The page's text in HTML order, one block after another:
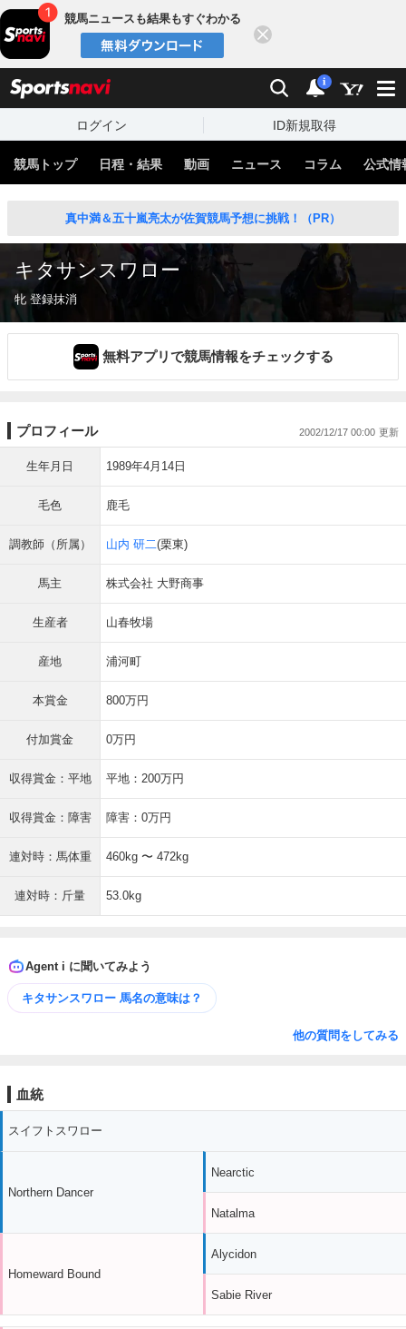
競馬ニュースも結果もすぐわかる
検索 通知
i
ログイン ID新規取得
競馬トップ 日程・結果 動画 ニュース コラム 公式情
真中満＆五十嵐亮太が佐賀競馬予想に挑戦！（PR）
キタサンスワロー
牝 登録抹消
無料アプリで競馬情報をチェックする
プロフィール 2002/12/17 00:00
生年月日 1989年4月14日
毛色 鹿毛
調教師（所属） 山内 研二(栗東)
馬主 株式会社 大野商事
生産者 山春牧場
産地 浦河町
本賞金 800万円
付加賞金 0万円
収得賞金：平地 平地：200万円
収得賞金：障害 障害：0万円
連対時：馬体重 460kg 〜 472kg
連対時：斤量 53.0kg
Agent i に聞いてみよう
キタサンスワロー 馬名の意味は？
他の質問をしてみる
血統
スイフトスワロー
Northern Dancer
Homeward Bound
Nearctic
Natalma
Alycidon
Sabie River